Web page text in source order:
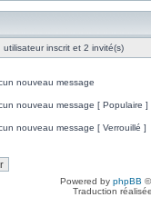
inscrit et 2 invité(s)
nouveau message
nouveau message [ Populaire ]
nouveau message [ Verrouillé ]
Powered by phpBB
Traduction